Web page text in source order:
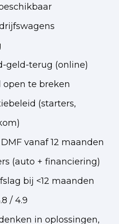
geld-terug (online)
open te breken
(starters,
vanaf 12 maanden
(auto + financiering)
bij <12 maanden
/ 4.9
in oplossingen,